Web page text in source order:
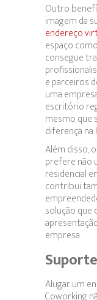
Outro
imagem da
endereço
espaço
consegue
e parceiros
uma
escritório
mesmo que
diferença
Além disso,
prefere não
residencial
contribui
solução que
empresa.
Alugar um
Coworking